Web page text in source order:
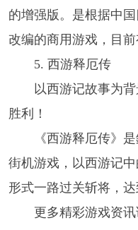
的增强版。是根据中
改编的商用游戏，目前
5. 西游释厄传
以西游记故事为
胜利！
《西游释厄传》
街机游戏，以西游记
形式一路过关斩将，达
更多精彩游戏资